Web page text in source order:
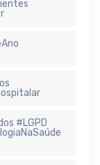
#LGPD